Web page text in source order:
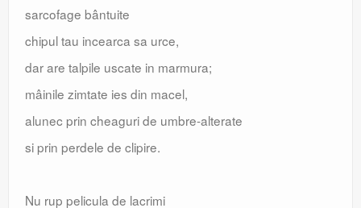
sarcofage bântuite
chipul tau incearca sa urce,
dar are talpile uscate in marmura;
mâinile zimtate ies din macel,
alunec prin cheaguri de umbre-alterate
si prin perdele de clipire.
Nu rup pelicula de lacrimi